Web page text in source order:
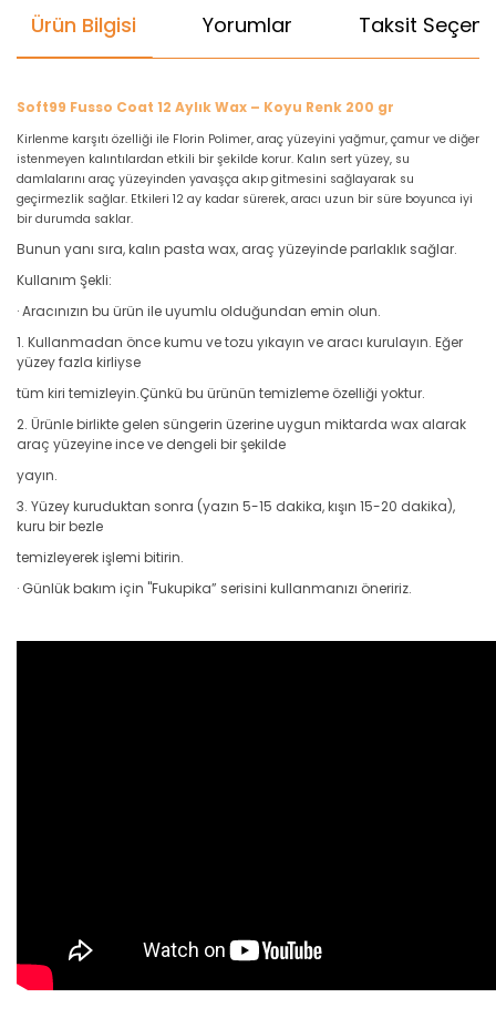
Ürün Bilgisi Yorumlar Taksit
Soft99 Fusso Coat 12 Aylık Wax – Koyu Renk 200 gr
Kirlenme karşıtı özelliği ile Florin Polimer, araç yüzeyini yağmur, çamur ve diğer
istenmeyen kalıntılardan etkili bir şekilde korur. Kalın sert yüzey, su
damlalarını araç yüzeyinden yavaşça akıp gitmesini sağlayarak su
geçirmezlik sağlar. Etkileri 12 ay kadar sürerek, aracı uzun bir süre boyunca iyi
bir durumda saklar.
Bunun yanı sıra, kalın pasta wax, araç yüzeyinde parlaklık sağlar.
Kullanım Şekli:
· Aracınızın bu ürün ile uyumlu olduğundan emin olun.
1. Kullanmadan önce kumu ve tozu yıkayın ve aracı kurulayın. Eğer
yüzey fazla kirliyse
tüm kiri temizleyin.Çünkü bu ürünün temizleme özelliği yoktur.
2. Ürünle birlikte gelen süngerin üzerine uygun miktarda wax alarak
araç yüzeyine ince ve dengeli bir şekilde
yayın.
3. Yüzey kuruduktan sonra (yazın 5-15 dakika, kışın 15-20 dakika),
kuru bir bezle
temizleyerek işlemi bitirin.
· Günlük bakım için "Fukupika” serisini kullanmanızı öneririz.